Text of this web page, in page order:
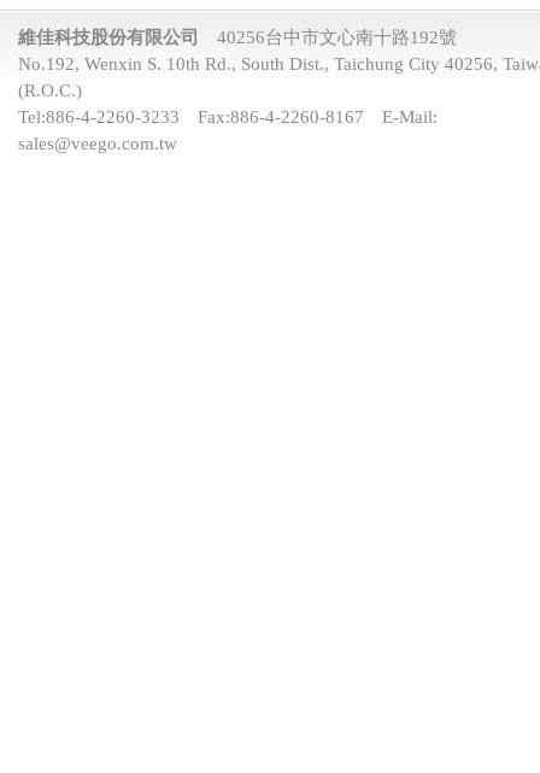
維佳科技股份有限公司
40256台中市文心南十路192號
No.192, Wenxin S. 10th Rd., South Dist., Taichung City 40256,
(R.O.C.)
Tel:886-4-2260-3233 Fax:886-4-2260-8167 E-Mail:
sales@veego.com.tw